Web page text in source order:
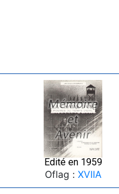
Edité en 1959
Oflag : XVIIA